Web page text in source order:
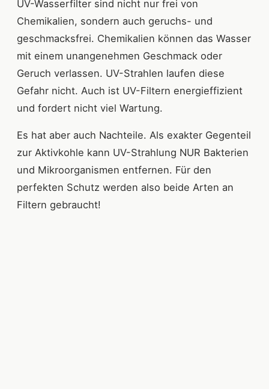
UV-Wasserfilter sind nicht nur frei von
Chemikalien, sondern auch geruchs- und
geschmacksfrei. Chemikalien können das Wasser
mit einem unangenehmen Geschmack oder
Geruch verlassen. UV-Strahlen laufen diese
Gefahr nicht. Auch ist UV-Filtern energieffizient
und fordert nicht viel Wartung.
Es hat aber auch Nachteile. Als exakter Gegenteil
zur Aktivkohle kann UV-Strahlung NUR Bakterien
und Mikroorganismen entfernen. Für den
perfekten Schutz werden also beide Arten an
Filtern gebraucht!